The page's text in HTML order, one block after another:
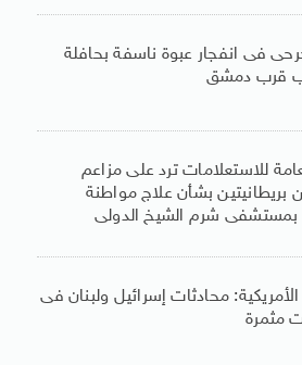
فى انفجار عبوة ناسفة بحافلة
قرب دمشق
للاستعلامات ترد على مزاعم
بريطانيتين بشأن علاج مواطنة
بمستشفى شرم الشيخ الدولى
الأمريكية: محادثات إسرائيل ولبنان فى
مثمرة